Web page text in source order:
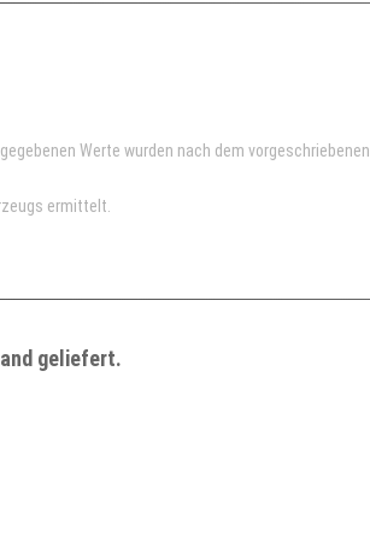
Werte wurden nach dem vorgeschriebenen
ermittelt.
geliefert.